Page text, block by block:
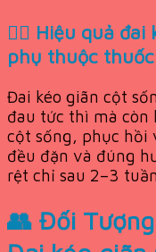
🧘‍♀️ Hiệu quả
phụ thuộc
Đai kéo giãn cột
đau tức thì mà
cột sống, phục hồi
đều đặn và đúng
rệt chỉ sau 2–3
👥 Đối